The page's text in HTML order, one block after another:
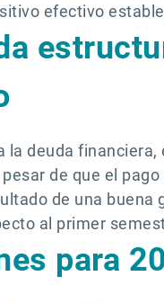
efectivo
la deuda
de que el
de una buena
al primer
para